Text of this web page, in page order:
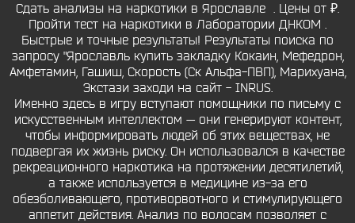
Сдать анализы на наркотики в Ярославле ‍ . Цены от ₽.
Пройти тест на наркотики в Лаборатории ДНКОМ .
Быстрые и точные результаты! Результаты поиска по
запросу "Ярославль купить закладку Кокаин, Мефедрон,
Амфетамин, Гашиш, Скорость (Ск Альфа-ПВП), Марихуана,
Экстази заходи на сайт - INRUS.
Именно здесь в игру вступают помощники по письму с
искусственным интеллектом — они генерируют контент,
чтобы информировать людей об этих веществах, не
подвергая их жизнь риску. Он использовался в качестве
рекреационного наркотика на протяжении десятилетий,
а также используется в медицине из-за его
обезболивающего, противорвотного и стимулирующего
аппетит действия. Анализ по волосам позволяет с